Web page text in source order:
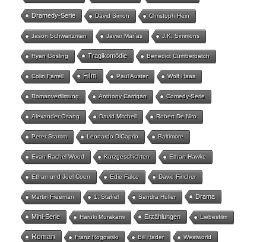
Dramedy-Serie David Simon Christoph Hein
Jason Schwartzman Javier Marías J.K. Simmons
Ryan Gosling Tragikomödie Benedict Cumberbatch
Colin Farrell Film Paul Auster Wolf Haas
Romanverfilmung Anthony Carrigan Comedy-Serie
Alexander Osang David Mitchell Robert De Niro
Peter Stamm Leonardo DiCaprio Baltimore
Evan Rachel Wood Kurzgeschichten Ethan Hawke
Ethan und Joel Coen Edie Falco David Fincher
Martin Freeman 1. Staffel Sandra Hüller Drama
Mini-Serie Haruki Murakami Erzählungen Liebesfilm
Roman Franz Rogowski Bill Hader Westworld